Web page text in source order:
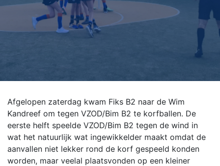
Afgelopen zaterdag kwam Fiks B2 naar de Wim
Kandreef om tegen VZOD/Bim B2 te korfballen. De
eerste helft speelde VZOD/Bim B2 tegen de wind in
wat het natuurlijk wat ingewikkelder maakt omdat de
aanvallen niet lekker rond de korf gespeeld konden
worden, maar veelal plaatsvonden op een kleiner